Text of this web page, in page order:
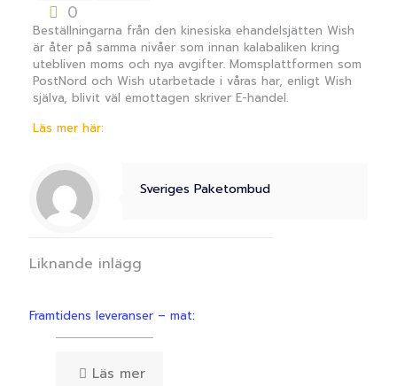
0
Beställningarna från den kinesiska ehandelsjätten Wish
är åter på samma nivåer som innan kalabaliken kring
utebliven moms och nya avgifter. Momsplattformen som
PostNord och Wish utarbetade i våras har, enligt Wish
själva, blivit väl emottagen skriver E-handel.
Läs mer här:
Sveriges Paketombud
Liknande inlägg
Framtidens leveranser – mat:
Läs mer